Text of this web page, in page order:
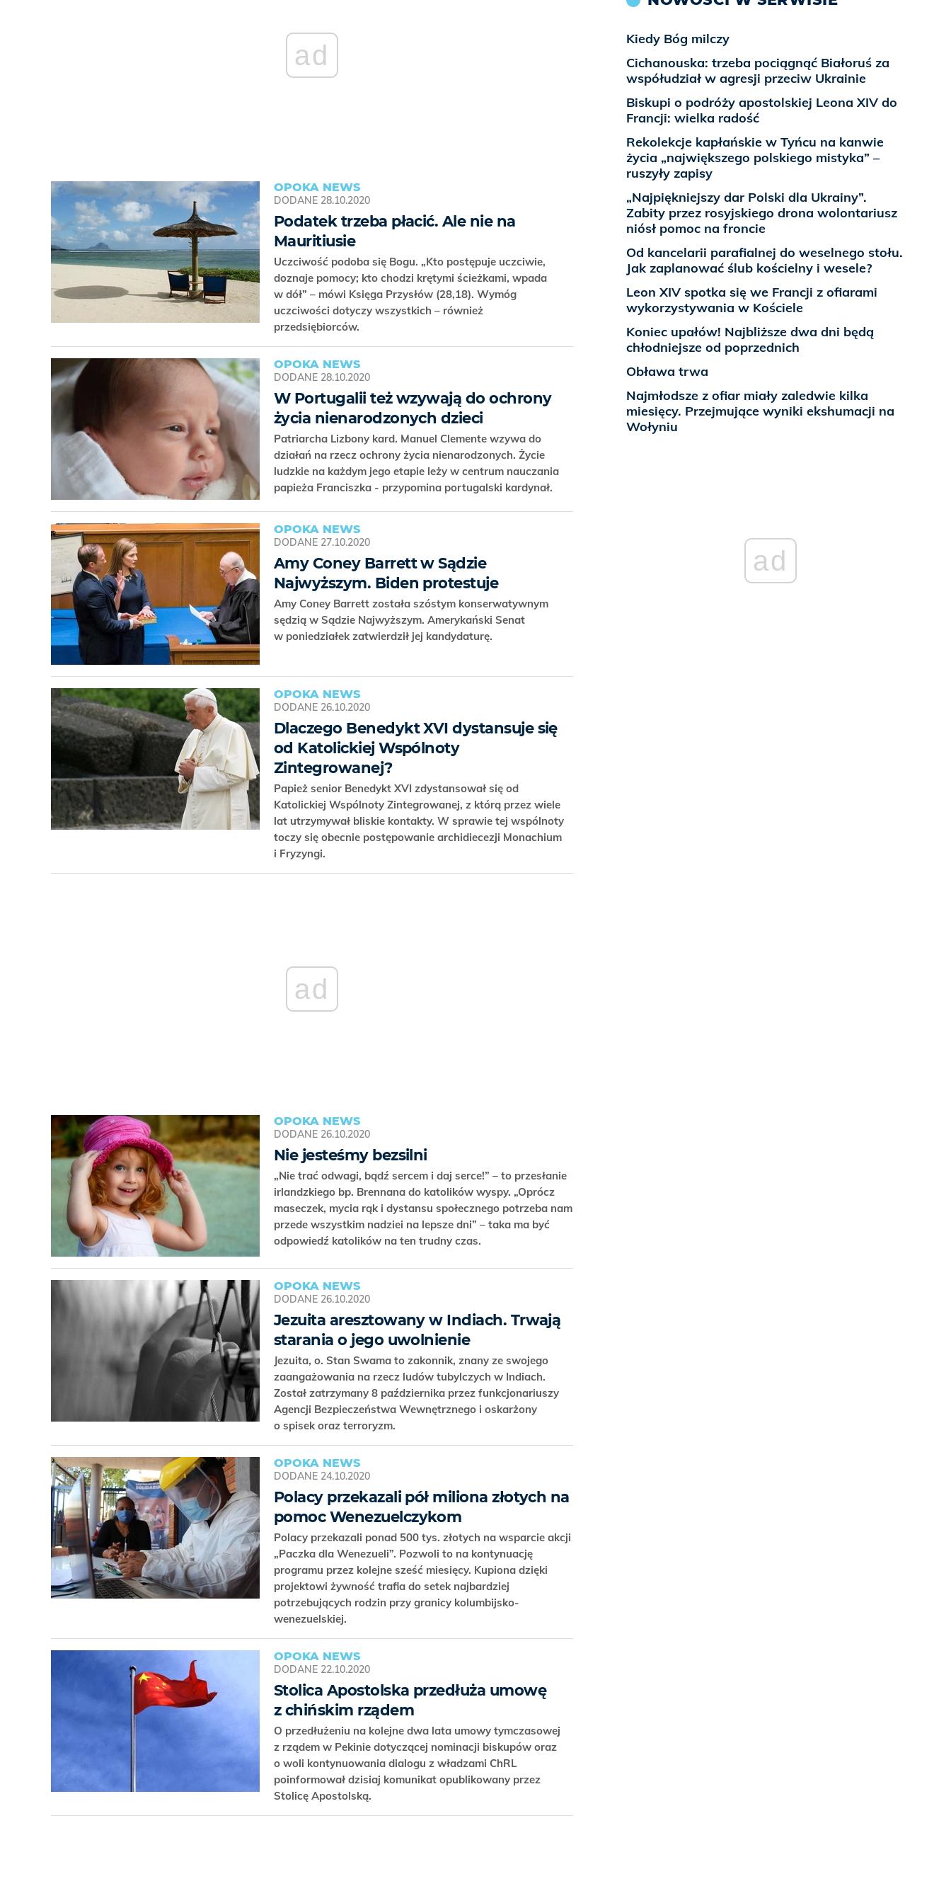
ad
OPOKA NEWS
DODANE 28.10.2020
Podatek trzeba płacić. Ale nie na
Mauritiusie
Uczciwość podoba się Bogu. „Kto postępuje uczciwie,
doznaje pomocy; kto chodzi krętymi ścieżkami, wpada
w dół” – mówi Księga Przysłów (28,18). Wymóg
uczciwości dotyczy wszystkich – również
przedsiębiorców.
OPOKA NEWS
DODANE 28.10.2020
W Portugalii też wzywają do ochrony
życia nienarodzonych dzieci
Patriarcha Lizbony kard. Manuel Clemente wzywa do
działań na rzecz ochrony życia nienarodzonych. Życie
ludzkie na każdym jego etapie leży w centrum nauczania
papieża Franciszka - przypomina portugalski kardynał.
OPOKA NEWS
DODANE 27.10.2020
Amy Coney Barrett w Sądzie
Najwyższym. Biden protestuje
Amy Coney Barrett została szóstym konserwatywnym
sędzią w Sądzie Najwyższym. Amerykański Senat
w poniedziałek zatwierdził jej kandydaturę.
OPOKA NEWS
DODANE 26.10.2020
Dlaczego Benedykt XVI dystansuje się
od Katolickiej Wspólnoty
Zintegrowanej?
Papież senior Benedykt XVI zdystansował się od
Katolickiej Wspólnoty Zintegrowanej, z którą przez wiele
lat utrzymywał bliskie kontakty. W sprawie tej wspólnoty
toczy się obecnie postępowanie archidiecezji Monachium
i Fryzyngi.
ad
OPOKA NEWS
DODANE 26.10.2020
Nie jesteśmy bezsilni
„Nie trać odwagi, bądź sercem i daj serce!” – to przesłanie
irlandzkiego bp. Brennana do katolików wyspy. „Oprócz
maseczek, mycia rąk i dystansu społecznego potrzeba nam
przede wszystkim nadziei na lepsze dni” – taka ma być
odpowiedź katolików na ten trudny czas.
OPOKA NEWS
DODANE 26.10.2020
Jezuita aresztowany w Indiach. Trwają
starania o jego uwolnienie
Jezuita, o. Stan Swama to zakonnik, znany ze swojego
zaangażowania na rzecz ludów tubylczych w Indiach.
Został zatrzymany 8 października przez funkcjonariuszy
Agencji Bezpieczeństwa Wewnętrznego i oskarżony
o spisek oraz terroryzm.
OPOKA NEWS
DODANE 24.10.2020
Polacy przekazali pół miliona złotych na
pomoc Wenezuelczykom
Polacy przekazali ponad 500 tys. złotych na wsparcie akcji
„Paczka dla Wenezueli”. Pozwoli to na kontynuację
programu przez kolejne sześć miesięcy. Kupiona dzięki
projektowi żywność trafia do setek najbardziej
potrzebujących rodzin przy granicy kolumbijsko-
wenezuelskiej.
OPOKA NEWS
DODANE 22.10.2020
Stolica Apostolska przedłuża umowę
z chińskim rządem
O przedłużeniu na kolejne dwa lata umowy tymczasowej
z rządem w Pekinie dotyczącej nominacji biskupów oraz
o woli kontynuowania dialogu z władzami ChRL
poinformował dzisiaj komunikat opublikowany przez
Stolicę Apostolską.
Kiedy Bóg milczy
Cichanouska: trzeba pociągnąć Białoruś za
współudział w agresji przeciw Ukrainie
Biskupi o podróży apostolskiej Leona XIV do
Francji: wielka radość
Rekolekcje kapłańskie w Tyńcu na kanwie
życia „największego polskiego mistyka” –
ruszyły zapisy
„Najpiękniejszy dar Polski dla Ukrainy”.
Zabity przez rosyjskiego drona wolontariusz
niósł pomoc na froncie
Od kancelarii parafialnej do weselnego stołu.
Jak zaplanować ślub kościelny i wesele?
Leon XIV spotka się we Francji z ofiarami
wykorzystywania w Kościele
Koniec upałów! Najbliższe dwa dni będą
chłodniejsze od poprzednich
Obława trwa
Najmłodsze z ofiar miały zaledwie kilka
miesięcy. Przejmujące wyniki ekshumacji na
Wołyniu
ad